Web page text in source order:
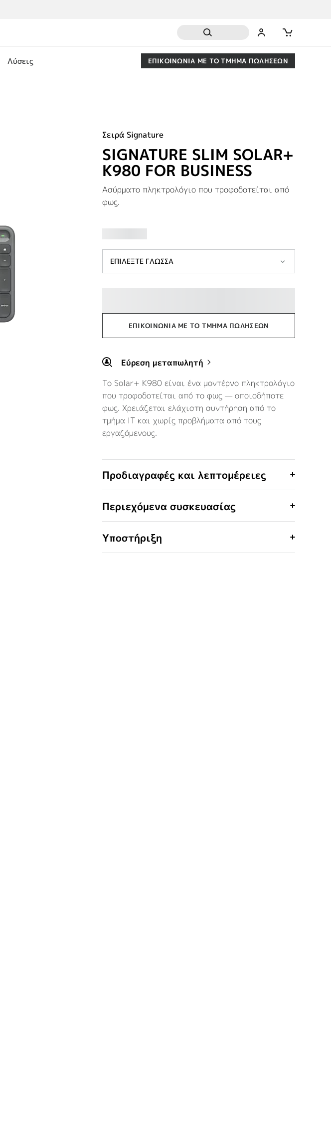
Λύσεις ΕΠΙΚΟΙΝΩΝΙΑ ΜΕ ΤΟ ΤΜΗΜΑ ΠΩΛΗΣΕΩΝ
Σειρά Signature
SIGNATURE SLIM SOLAR+
K980 FOR BUSINESS
Ασύρματο πληκτρολόγιο που τροφοδοτείται από
φως.
ΕΠΙΛΕΞΤΕ ΓΛΩΣΣΑ
ΕΠΙΚΟΙΝΩΝΊΑ ΜΕ ΤΟ ΤΜΉΜΑ ΠΩΛΉΣΕΩΝ
Εύρεση μεταπωλητή
Το Solar+ K980 είναι ένα μοντέρνο πληκτρολόγιο
που τροφοδοτείται από το φως — οποιοδήποτε
φως. Χρειάζεται ελάχιστη συντήρηση από το
τμήμα IT και χωρίς προβλήματα από τους
εργαζόμενους.
Προδιαγραφές και λεπτομέρειες
Περιεχόμενα συσκευασίας
Υποστήριξη